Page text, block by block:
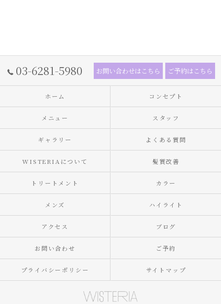
03-6281-5980 お問い合わせはこちら ご予約はこちら
ホーム コンセプト
メニュー スタッフ
ギャラリー よくある質問
WISTERIAについて 髪質改善
トリートメント カラー
メンズ ハイライト
アクセス ブログ
お問い合わせ ご予約
プライバシーポリシー サイトマップ